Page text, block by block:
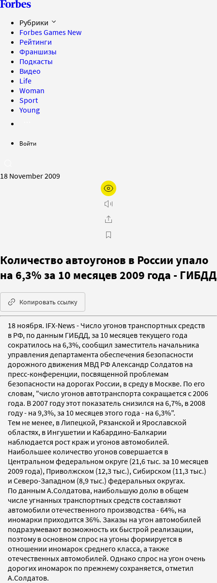
Рубрики
Forbes Games New
Рейтинги
Франшизы
Подкасты
Видео
Life
Woman
Sport
Young
Войти
18 November 2009
Количество автоугонов в России упало
на 6,3% за 10 месяцев 2009 года - ГИБДД
Копировать ссылку
18 ноября. IFX-News - Число угонов транспортных средств
в РФ, по данным ГИБДД, за 10 месяцев текущего года
сократилось на 6,3%, сообщил заместитель начальника
управления департамента обеспечения безопасности
дорожного движения МВД РФ Александр Солдатов на
пресс-конференции, посвященной проблемам
безопасности на дорогах России, в среду в Москве. По его
словам, "число угонов автотранспорта сокращается с 2006
года. В 2007 году этот показатель снизился на 6,7%, в 2008
году - на 9,3%, за 10 месяцев этого года - на 6,3%".
Тем не менее, в Липецкой, Рязанской и Ярославской
областях, в Ингушетии и Кабардино-Балкарии
наблюдается рост краж и угонов автомобилей.
Наибольшее количество угонов совершается в
Центральном федеральном округе (21,6 тыс. за 10 месяцев
2009 года), Приволжском (12,3 тыс.), Сибирском (11,3 тыс.)
и Северо-Западном (8,9 тыс.) федеральных округах.
По данным А.Солдатова, наибольшую долю в общем
числе угнанных транспортных средств составляют
автомобили отечественного производства - 64%, на
иномарки приходится 36%. Заказы на угон автомобилей
подразумевают возможность их быстрой реализации,
поэтому в основном спрос на угоны формируется в
отношении иномарок среднего класса, а также
отечественных автомобилей. Однако спрос на угон очень
дорогих иномарок по прежнему сохраняется, отметил
А.Солдатов.